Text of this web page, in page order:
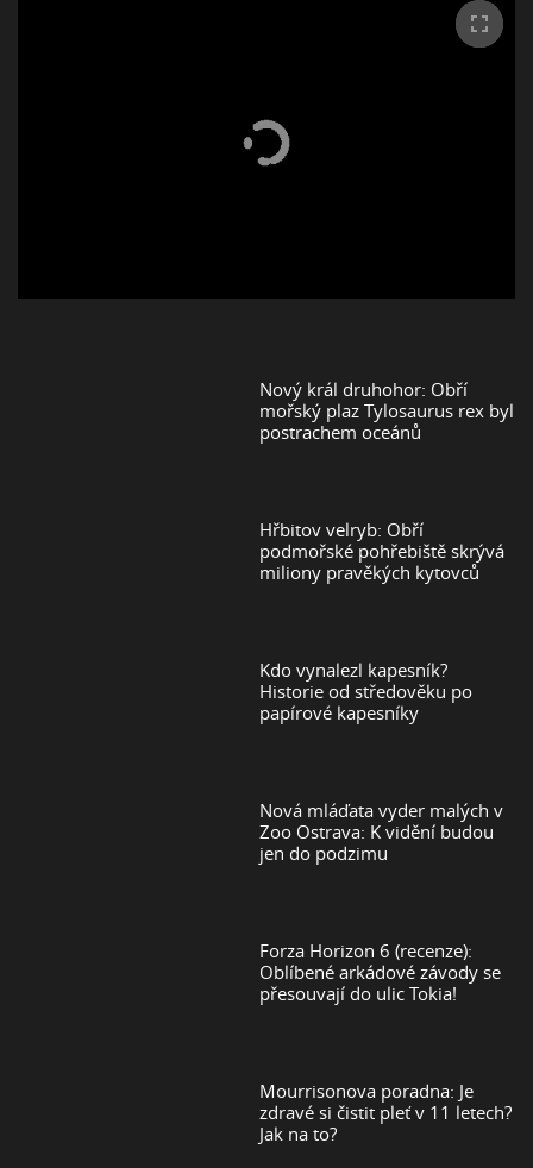
Nový král druhohor: Obří
mořský plaz Tylosaurus rex byl
postrachem oceánů
Hřbitov velryb: Obří
podmořské pohřebiště skrývá
miliony pravěkých kytovců
Kdo vynalezl kapesník?
Historie od středověku po
papírové kapesníky
Nová mláďata vyder malých v
Zoo Ostrava: K vidění budou
jen do podzimu
Forza Horizon 6 (recenze):
Oblíbené arkádové závody se
přesouvají do ulic Tokia!
Mourrisonova poradna: Je
zdravé si čistit pleť v 11 letech?
Jak na to?